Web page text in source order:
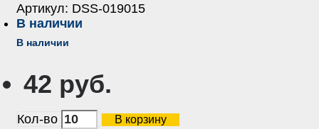
Артикул: DSS-019015
В наличии
В наличии
42 руб.
Кол-во В корзину